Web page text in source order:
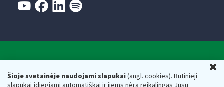
Šioje svetainėje naudojami slapukai(angl. cookies). Būtinieji
slapukai įdiegiami automatiškai ir jiems nėra reikalingas Jūsų
Respublikos finansų ministerijos